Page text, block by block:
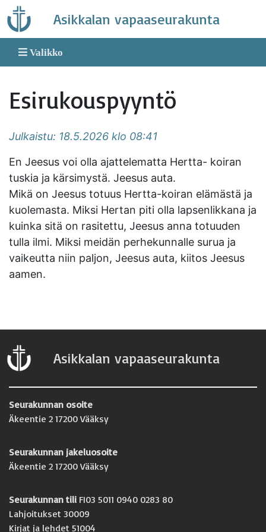
Skip
to
content
Asikkalan vapaaseurakunta
Valikko
Esirukouspyyntö
Julkaistu: 18.5.2026 klo 08:41
En Jeesus voi olla ajattelematta Hertta- koiran
tuskia ja kärsimystä. Jeesus auta.
Mikä on Jeesus totuus Hertta-koiran elämästä ja
kuolemasta. Miksi Hertan piti olla lapsenlikkana ja
kuinka sitä on rasitettu, Jeesus anna totuuden
tulla ilmi. Miksi meidän perhekunnalle surua ja
vaikeutta niin paljon, Jeesus auta, kiitos Jeesus
aamen.
Asikkalan vapaaseurakunta
Seurakunnan osoite
Äkeentie 2 17200 Vääksy
Seurakunnan jakeluosoite
Äkeentie 2 17200 Vääksy
Seurakunnan tili FI03 5011 0940 0283 80
Lahjoitukset 30009
Kirjat ja lehdet 51004